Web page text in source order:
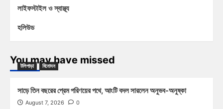
লাইফস্টাইল ও স্বাস্থ্য
হলিউড
You may have missed
টলিপাড়া বিনোদন
সাড়ে তিন বছরের প্রেম পরিণয়ের পথে, আংটি বদল সারলেন অনুভব-অনুষ্কা
August 7, 2026 0